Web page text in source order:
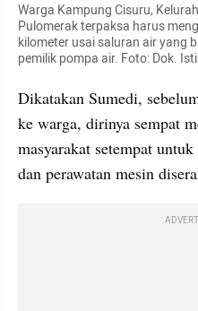
Warga Kampung Cisuru,
Pulomerak terpaksa harus
kilometer usai saluran air yang
pemilik pompa air. Foto: Dok.
Dikatakan Sumedi,
ke warga, dirinya sempat
masyarakat setempat
dan perawatan mesin